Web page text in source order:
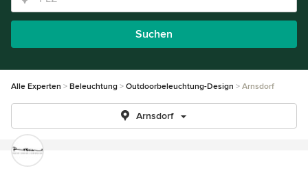
Suchen
Alle Experten Beleuchtung Outdoorbeleuchtung-Design Arnsdorf
Arnsdorf